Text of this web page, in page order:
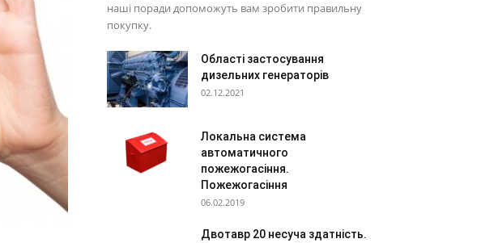
наші поради допоможуть вам зробити правильну
покупку.
Області застосування
дизельних генераторів
02.12.2021
Локальна система
автоматичного
пожежогасіння.
Пожежогасіння
06.02.2019
Двотавр 20 несуча здатність.